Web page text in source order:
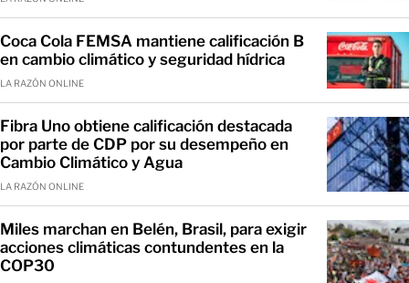
Coca Cola FEMSA mantiene calificación B
en cambio climático y seguridad hídrica
LA RAZÓN ONLINE
Fibra Uno obtiene calificación destacada
por parte de CDP por su desempeño en
Cambio Climático y Agua
LA RAZÓN ONLINE
Miles marchan en Belén, Brasil, para exigir
acciones climáticas contundentes en la
COP30